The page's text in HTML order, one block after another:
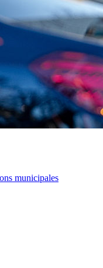
municipales